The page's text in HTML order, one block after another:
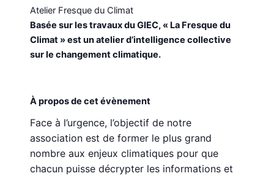
Atelier Fresque du Climat
Basée sur les travaux du GIEC, « La Fresque du
Climat » est un atelier d’intelligence collective
sur le changement climatique.
À propos de cet évènement
Face à l’urgence, l’objectif de notre
association est de former le plus grand
nombre aux enjeux climatiques pour que
chacun puisse décrypter les informations et